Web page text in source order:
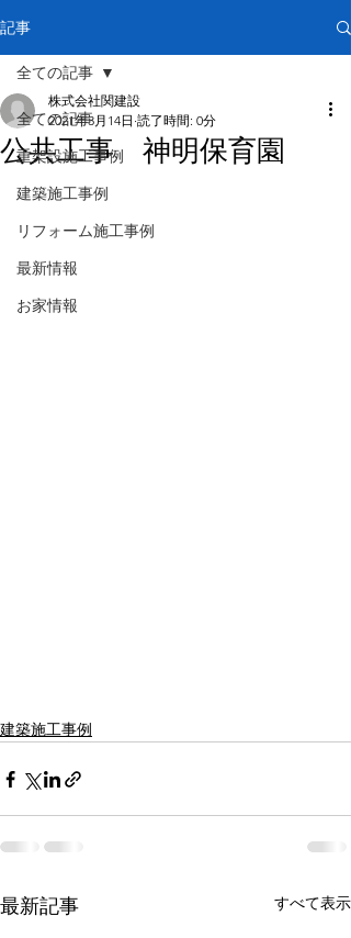
記事
全ての記事
重架設施工事例
建築施工事例
リフォーム施工事例
最新情報
お家情報
全ての記事
公共工事 神明保育園
株式会社関建設
2021年3月14日 読了時間: 0分
建築施工事例
最新記事 すべて表示